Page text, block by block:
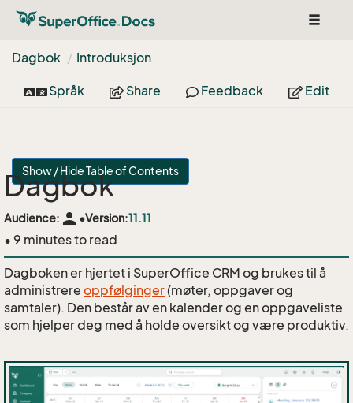
Toggle
Dagbok
Introduksjon
Språk Share Feedback Edit
Show / Hide Table of Contents
Dagbok
Audience: person •Version:11.11
• 9 minutes to read
Dagboken er hjertet i SuperOffice CRM og brukes til å
administrere oppfølginger(møter, oppgaver og
samtaler). Den består av en kalender og en oppgaveliste
som hjelper deg med å holde oversikt og være produktiv.